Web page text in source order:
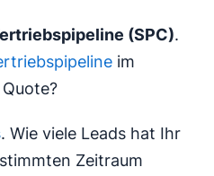
(SPC).
im
. Wie viele Leads hat Ihr
Zeitraum